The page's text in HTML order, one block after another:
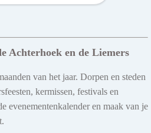
Achterhoek en de Liemers
van het jaar. Dorpen en steden
kermissen, festivals en
evenementenkalender en maak van je